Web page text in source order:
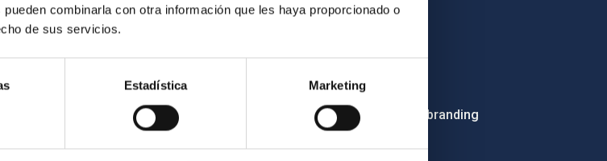
combinarla con otra información que les haya proporcionado o
de sus servicios.
Estadística Marketing
IAC PORTAL
Sitemap
Privacy policy
Legal notice
Employment
Tenders
Institutional branding